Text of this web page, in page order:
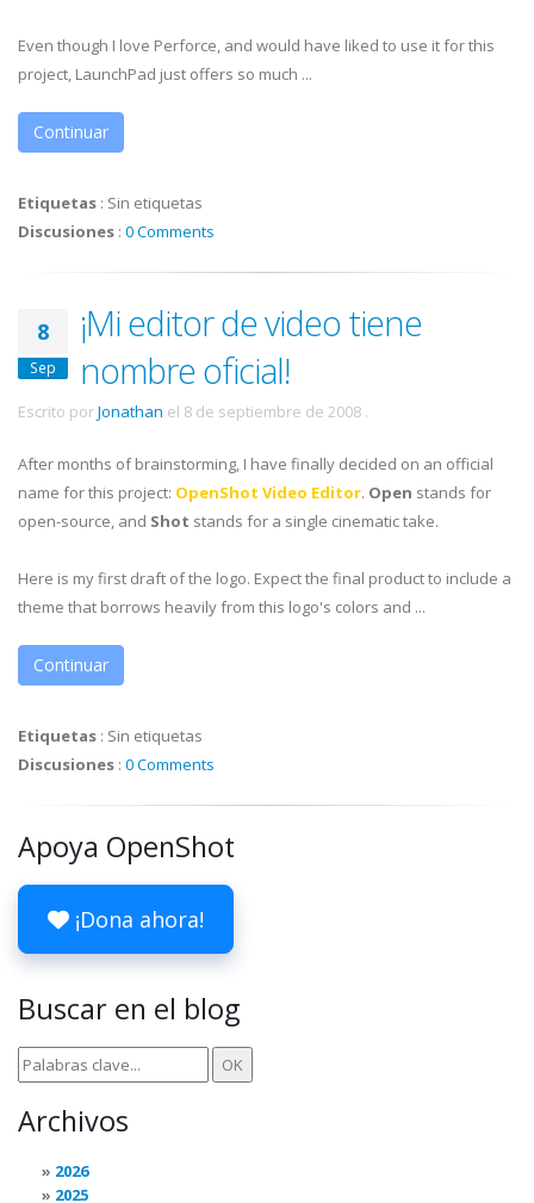
Even though I love Perforce, and would have liked to use it for this
project, LaunchPad just offers so much ...
Continuar
Etiquetas : Sin etiquetas
Discusiones : 0 Comments
8
Sep
¡Mi editor de video tiene
nombre oficial!
Escrito porJonathan el 8 de septiembre de 2008 .
After months of brainstorming, I have finally decided on an official
name for this project: OpenShot Video Editor. Open stands for
open-source, and Shot stands for a single cinematic take.
Here is my first draft of the logo. Expect the final product to include a
theme that borrows heavily from this logo's colors and ...
Continuar
Etiquetas : Sin etiquetas
Discusiones : 0 Comments
Apoya OpenShot
¡Dona ahora!
Buscar en el blog
Archivos
2026
2025